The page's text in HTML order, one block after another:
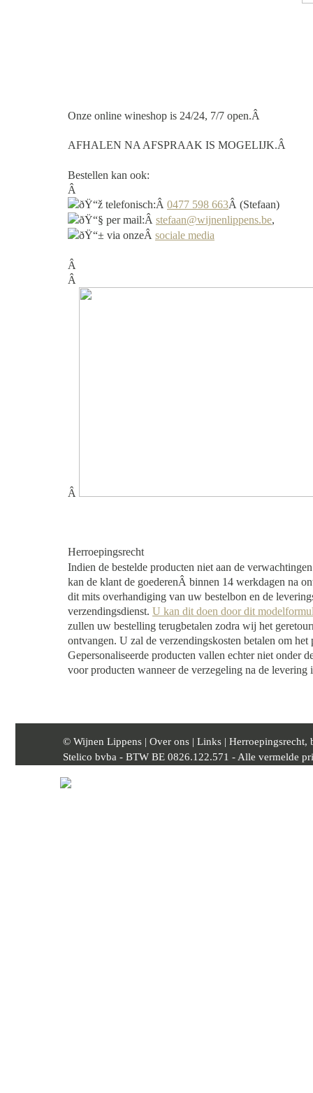
Onze online wineshop is 24/24, 7/7 open.Â
AFHALEN NA AFSPRAAK IS MOGELIJK.Â
Bestellen kan ook:
Â
telefonisch:Â 0477 598 663Â (Stefaan)
per mail:Â stefaan@wijnenlippens.be,
via onzeÂ sociale media
Â
Â
Â
Herroepingsrecht
Indien de bestelde producten niet aan de
kan de klant de goederenÂ binnen 14 werkdagen na
dit mits overhandiging van uw bestelbon en de
verzendingsdienst. U kan dit doen door dit
zullen uw bestelling terugbetalen zodra wij het
ontvangen. U zal de verzendingskosten betalen om het
Gepersonaliseerde producten vallen echter niet onder
voor producten wanneer de verzegeling na de levering
© Wijnen Lippens | Over ons | Links | Herroepingsrecht,
Stelico bvba - BTW BE 0826.122.571 - Alle vermelde